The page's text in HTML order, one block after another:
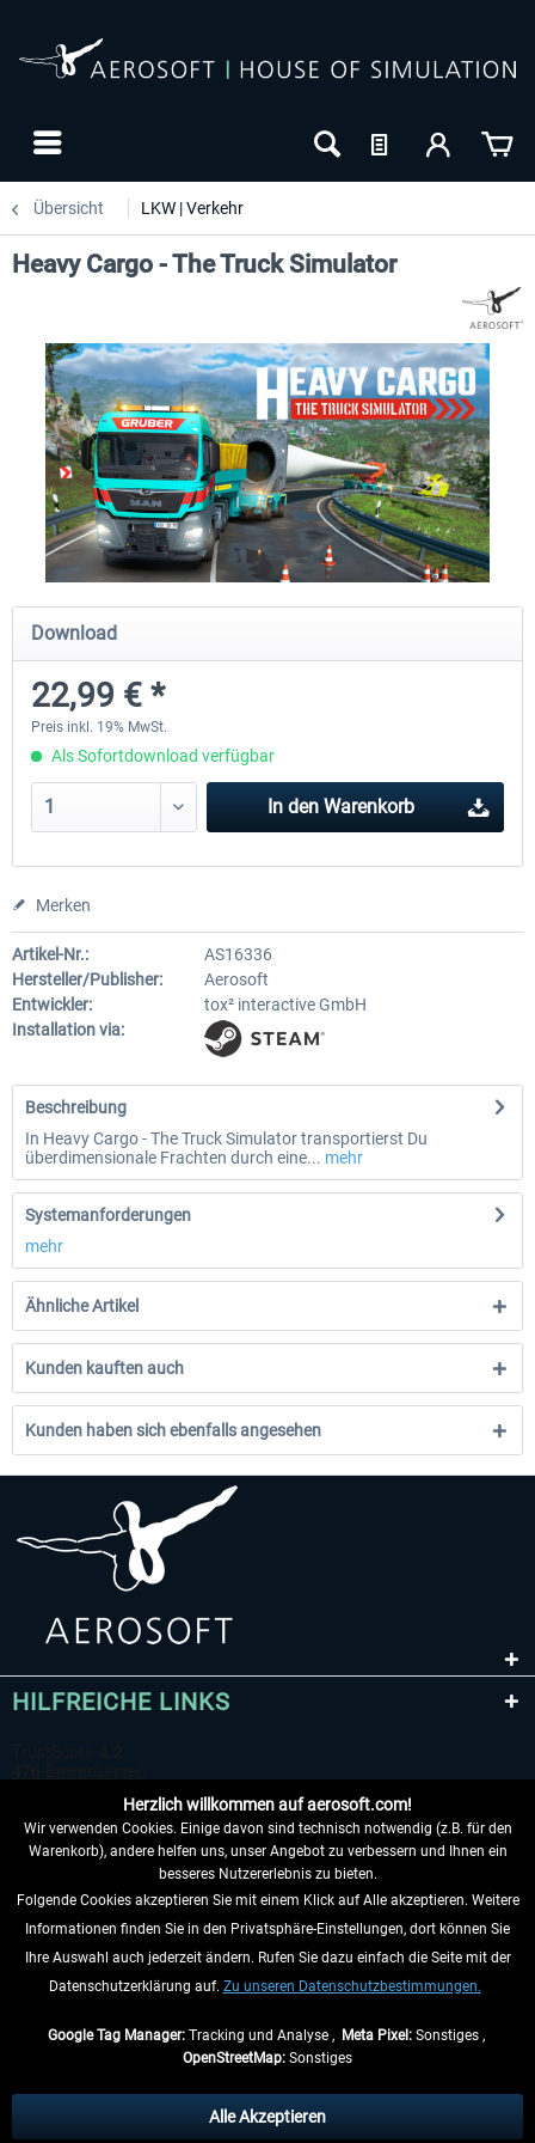
Übersicht LKW | Verkehr
CityDriver
29,99 € *
-20
Heavy Cargo - The Truck Simulator
Download
22,99 € *
Preis inkl. 19% MwSt.
Als Sofortdownload verfügbar
In den Warenkorb
Merken
Artikel-Nr.:
AS16336
Hersteller/Publisher:
Aerosoft
Entwickler:
tox² interactive GmbH
Installation via:
Beschreibung
In Heavy Cargo - The Truck Simulator transportierst Du
überdimensionale Frachten durch eine... mehr
Systemanforderungen
mehr
Ähnliche Artikel
Kunden kauften auch
Kunden haben sich ebenfalls angesehen
HILFREICHE LINKS
VERTRAG WIDERRUFEN
INFORMATIONEN
anders beschrieben.
Herzlich willkommen auf aerosoft.com!
Wir verwenden Cookies. Einige davon sind technisch notwendig (z.B. für den
Warenkorb), andere helfen uns, unser Angebot zu verbessern und Ihnen ein
besseres Nutzererlebnis zu bieten.
Folgende Cookies akzeptieren Sie mit einem Klick auf Alle akzeptieren. Weitere
Informationen finden Sie in den Privatsphäre-Einstellungen, dort können Sie
Ihre Auswahl auch jederzeit ändern. Rufen Sie dazu einfach die Seite mit der
Datenschutzerklärung auf. Zu unseren Datenschutzbestimmungen.
Google Tag Manager:Tracking und Analyse , Meta Pixel:Sonstiges ,
OpenStreetMap: Sonstiges
Alle Akzeptieren